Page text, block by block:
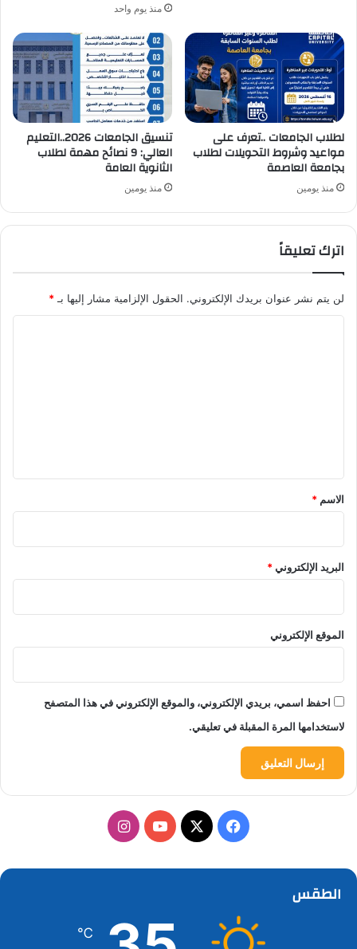
منذ يوم واحد
لطلاب الجامعات ..تعرف على
مواعيد وشروط التحويلات لطلاب
بجامعة العاصمة
منذ يومين
تنسيق الجامعات 2026..التعليم
العالي: 9 نصائح مهمة لطلاب
الثانوية العامة
منذ يومين
اترك تعليقاً
لن يتم نشر عنوان بريدك الإلكتروني. الحقول الإلزامية مشار إليها بـ *
*
الاسم *
البريد الإلكتروني*
الموقع الإلكتروني
احفظ اسمي، بريدي الإلكتروني، والموقع الإلكتروني في هذا المتصفح
لاستخدامها المرة المقبلة في تعليقي.
فيسبوك
‫X
‫YouTubeانستقرام
الطقس
℃